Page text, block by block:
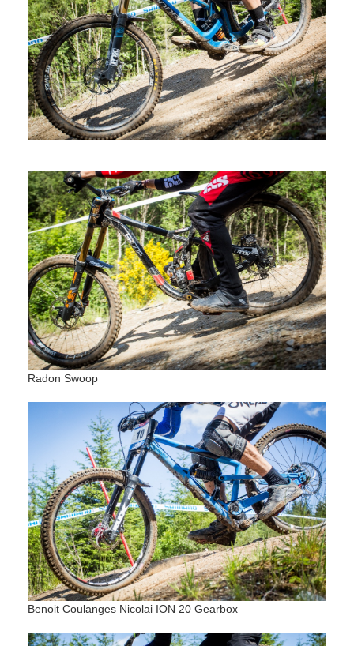
Radon Swoop
Benoit Coulanges Nicolai ION 20 Gearbox